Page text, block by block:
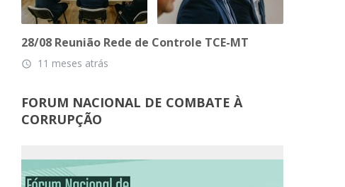
28/08 Reunião Rede de Controle TCE-MT
access_time 11 meses atrás
FORUM NACIONAL DE COMBATE À
CORRUPÇÃO